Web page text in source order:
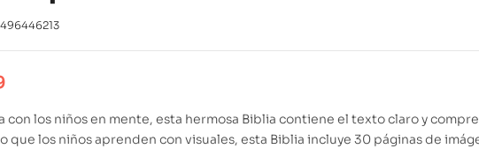
con los niños en mente, esta hermosa Biblia contiene el texto claro y
que los niños aprenden con visuales, esta Biblia incluye 30 páginas de